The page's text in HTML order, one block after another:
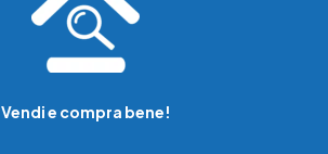
Vendi e compra bene!